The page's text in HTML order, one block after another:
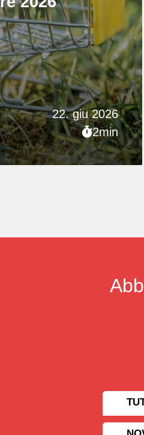
22. giu 2026
2min